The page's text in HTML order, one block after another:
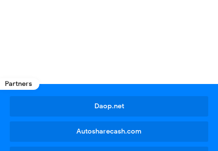
Partners
Daop.net
Autosharecash.com